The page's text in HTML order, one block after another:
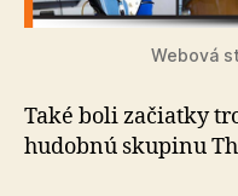
Webová
Také boli začiatky
hudobnú skupinu